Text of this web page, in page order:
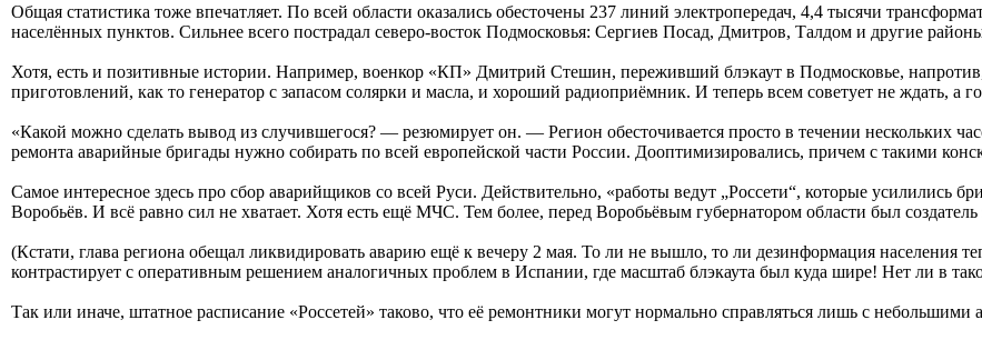
Общая статистика тоже впечатляет. По всей области оказались обесточены 237 линий электропередач, 4,4 тысячи
населённых пунктов. Сильнее всего пострадал северо-восток Подмосковья: Сергиев Посад, Дмитров, Талдом и другие
Хотя, есть и позитивные истории. Например, военкор «КП» Дмитрий Стешин, переживший блэкаут в Подмосковье,
приготовлений, как то генератор с запасом солярки и масла, и хороший радиоприёмник. И теперь всем советует не ждать, а
«Какой можно сделать вывод из случившегося? — резюмирует он. — Регион обесточивается просто в течении нескольких
ремонта аварийные бригады нужно собирать по всей европейской части России. Дооптимизировались, причем с такими
Самое интересное здесь про сбор аварийщиков со всей Руси. Действительно, «работы ведут „Россети“, которые усилились
Воробьёв. И всё равно сил не хватает. Хотя есть ещё МЧС. Тем более, перед Воробьёвым губернатором области был
(Кстати, глава региона обещал ликвидировать аварию ещё к вечеру 2 мая. То ли не вышло, то ли дезинформация населения
контрастирует с оперативным решением аналогичных проблем в Испании, где масштаб блэкаута был куда шире! Нет ли в
Так или иначе, штатное расписание «Россетей» таково, что её ремонтники могут нормально справляться лишь с небольшими